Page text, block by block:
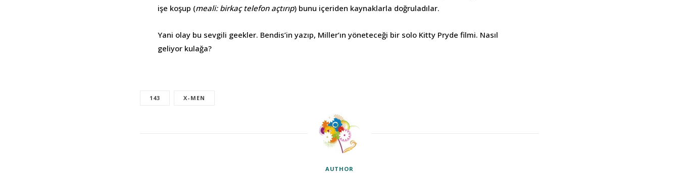
işe koşup (meali: birkaç telefon açtırıp) bunu içeriden kaynaklarla doğruladılar.
Yani olay bu sevgili geekler. Bendis’in yazıp, Miller’ın yöneteceği bir solo Kitty Pryde filmi. Nasıl
geliyor kulağa?
143 X-MEN
AUTHOR